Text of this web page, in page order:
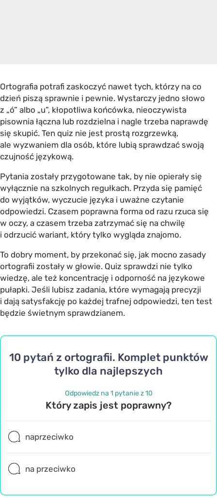
Ortografia potrafi zaskoczyć nawet tych, którzy na co
dzień piszą sprawnie i pewnie. Wystarczy jedno słowo
z „ó” albo „u”, kłopotliwa końcówka, nieoczywista
pisownia łączna lub rozdzielna i nagle trzeba naprawdę
się skupić. Ten quiz nie jest prostą rozgrzewką,
ale wyzwaniem dla osób, które lubią sprawdzać swoją
czujność językową.
Pytania zostały przygotowane tak, by nie opierały się
wyłącznie na szkolnych regułkach. Przyda się pamięć
do wyjątków, wyczucie języka i uważne czytanie
odpowiedzi. Czasem poprawna forma od razu rzuca się
w oczy, a czasem trzeba zatrzymać się na chwilę
i odrzucić wariant, który tylko wygląda znajomo.
To dobry moment, by przekonać się, jak mocno zasady
ortografii zostały w głowie. Quiz sprawdzi nie tylko
wiedzę, ale też koncentrację i odporność na językowe
pułapki. Jeśli lubisz zadania, które wymagają precyzji
i dają satysfakcję po każdej trafnej odpowiedzi, ten test
będzie świetnym sprawdzianem.
10 pytań z ortografii. Komplet punktów
tylko dla najlepszych
Odpowiedz na 1 pytanie z 10
Który zapis jest poprawny?
naprzeciwko
na przeciwko